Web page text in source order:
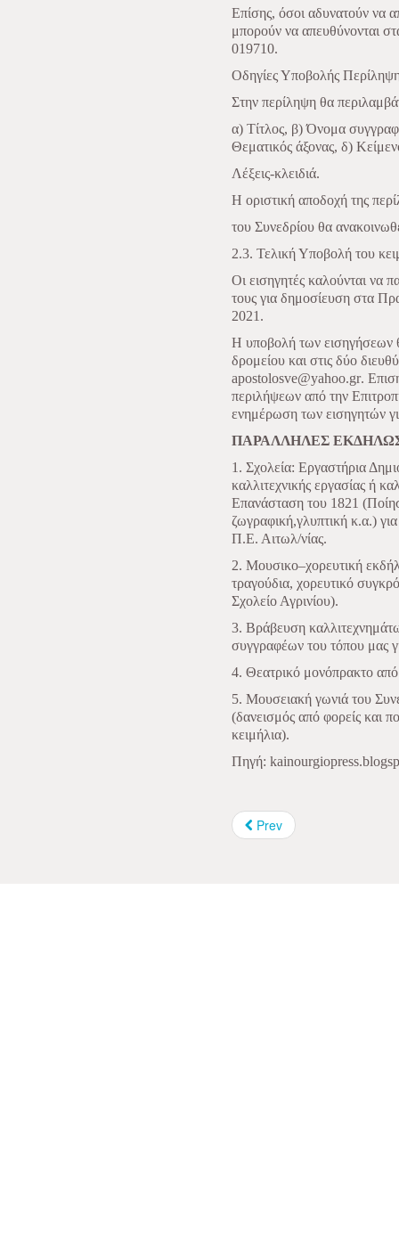
Επίσης, όσοι αδυνατούν να
μπορούν να απευθύνονται
019710.
Οδηγίες Υποβολής
Στην περίληψη θα
α) Τίτλος, β) Όνομα
Θεματικός άξονας, δ)
Λέξεις-κλειδιά.
Η οριστική αποδοχή της
του Συνεδρίου θα
2.3. Τελική Υποβολή του
Οι εισηγητές καλούνται να
τους για δημοσίευση στα
2021.
Η υποβολή των εισηγήσεων
δρομείου και στις δύο
apostolosve@yahoo.gr.
περιλήψεων από την
ενημέρωση των εισηγητών
ΠΑΡΑΛΛΗΛΕΣ
1. Σχολεία: Εργαστήρια
καλλιτεχνικής εργασίας ή
Επανάσταση του 1821
ζωγραφική,γλυπτική κ.α.)
Π.Ε. Αιτωλ/νίας.
2. Μουσικο–χορευτική
τραγούδια, χορευτικό
Σχολείο Αγρινίου).
3. Βράβευση
συγγραφέων του τόπου μας
4. Θεατρικό μονόπρακτο
5. Μουσειακή γωνιά του
(δανεισμός από φορείς και
κειμήλια).
Πηγή:
Prev